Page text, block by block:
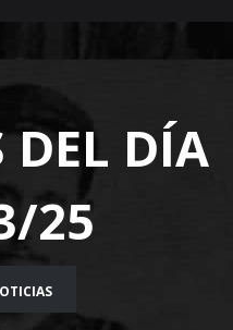
DEL DÍA
25